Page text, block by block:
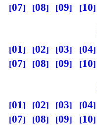
07
08 09 10
01 02 03 04
07
08 09 10
01 02 03 04
07
08 09 10